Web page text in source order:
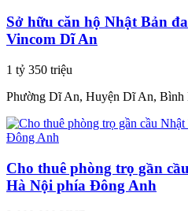
Sở hữu căn hộ Nhật Bản
Vincom Dĩ An
1 tỷ 350 triệu
Phường Dĩ An, Huyện Dĩ An, Bình
Cho thuê phòng trọ gần
Hà Nội phía Đông Anh